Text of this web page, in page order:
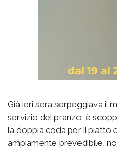
Già ieri sera serpeggiava il
servizio del pranzo, è
la doppia coda per il piatto
ampiamente prevedibile,